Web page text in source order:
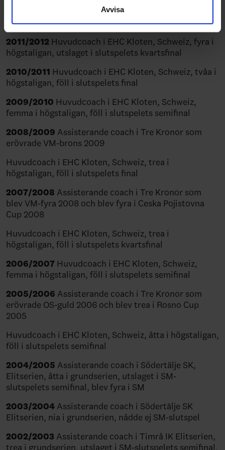
Avvisa
till nedflyttningsspelet och laget klarade sig kvar i
högstaligan
2011/2012 Huvudcoach i EHC Kloten, Schweiz, fyra i
högstaligan, utslaget i slutspelets kvartsfinal
2010/2011 Huvudcoach i EHC Kloten, Schweiz, tvåa i
högstaligan, föll i slutspelets final
2009/2010 Huvudcoach i EHC Kloten, Schweiz,
femma i högstaligan, föll i slutspelets semifinal
2008/2009 Assisterande coach i Tre Kronor som
erövrade VM-brons 2009
Huvudcoach i EHC Kloten, Schweiz, trea i
högstaligan, föll i slutspelets final
2007/2008 Assisterande coach i Tre Kronor som
blev VM-fyra 2008 och blev fyra i Ceska Pojistovna
Cup 2008
Huvudcoach i EHC Kloten, Schweiz, trea i
högstaligan, föll i slutspelets kvartsfinal
2006/2007 Huvudcoach i EHC Kloten, Schweiz,
femma i högstaligan, föll i slutspelets semifinal
2005/2006 Assisterande coach i Tre Kronor som
erövrade OS-guld 2006 och blev trea i Rosno Cup
2005
Huvudcoach i EHC Kloten, Schweiz, åtta i högstaligan,
föll i slutspelets semifinal
2004/2005 Assisterande coach i Södertälje SK,
Elitserien, åtta i grundserien, utslaget i SM-
slutspelets semifinal, blev fyra i SM
2003/2004 Assisterande coach i Södertälje SK
Elitserien, nia i grundserien, nådde ej SM-slutspel
2002/2003 Assisterande coach i Timrå IK Elitserien,
trea i grundserien, utslaget i SM-slutspelets semifinal,